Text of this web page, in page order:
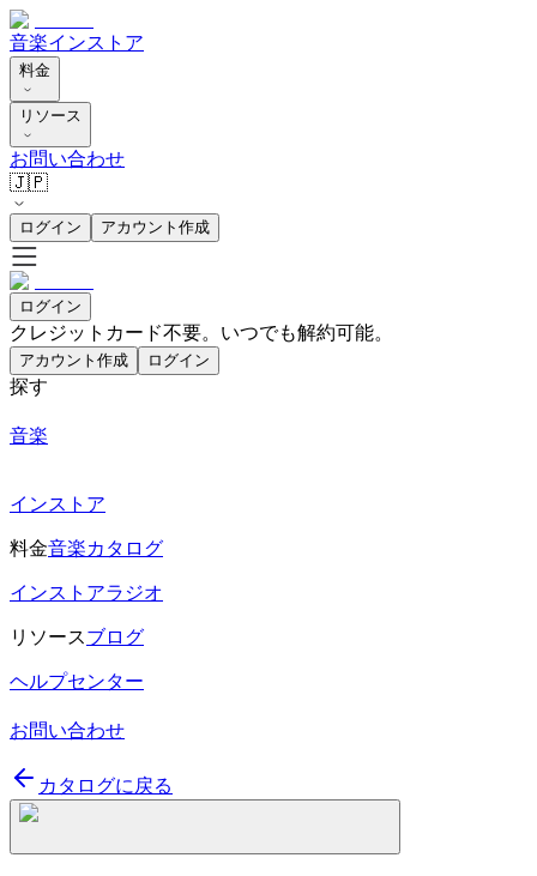
音楽インストア
料金
リソース
お問い合わせ
🇯🇵
ログイン アカウント作成
ログイン
クレジットカード不要。いつでも解約可能。
アカウント作成 ログイン
探す
音楽
インストア
料金音楽カタログ
インストアラジオ
リソースブログ
ヘルプセンター
お問い合わせ
カタログに戻る